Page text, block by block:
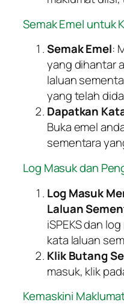
Semak Emel untuk
Semak Emel:
yang dihantar
laluan
yang telah
Dapatkan
Buka emel
sementara
Log Masuk dan
Log Masuk
Laluan
iSPEKS dan
kata laluan
Klik Butang
masuk, klik
Kemaskini